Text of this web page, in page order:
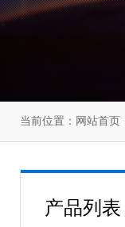
当前位置： 网站首页
产品列表